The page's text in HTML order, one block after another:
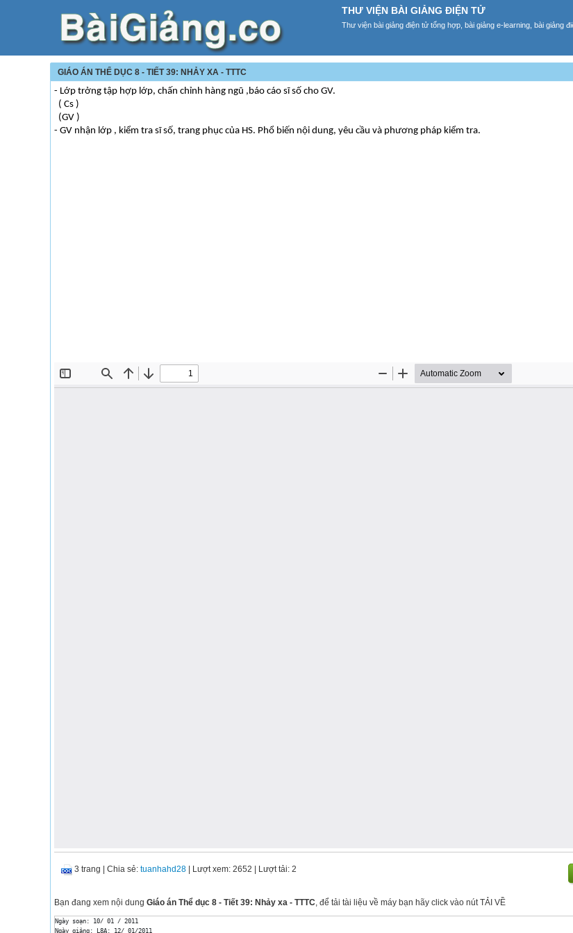
THƯ VIỆN BÀI GIẢNG ĐIỆN TỬ
Thư viện bài giảng điện tử tổng hợp, bài giảng e-learning, bài giảng
GIÁO ÁN THỂ DỤC 8 - TIẾT 39: NHẢY XA - TTTC
- Lớp trởng tập hợp lớp, chấn chỉnh hàng ngũ ,báo cáo sĩ số cho GV.
( Cs )
(GV )
- GV nhận lớp , kiểm tra sĩ số, trang phục của HS. Phổ biến nội dung, yêu cầu và phương pháp kiểm tra.
3 trang Chia sẻ: tuanhahd28 | Lượt xem: 2652 | Lượt tải: 2
Bạn đang xem nội dung Giáo án Thể dục 8 - Tiết 39: Nhảy xa - TTTC, để tải tài liệu về máy bạn hãy click vào nút TẢI VỀ
Ngày soạn: 10/ 01 / 2011
Ngày giảng: L8A: 12/ 01/2011